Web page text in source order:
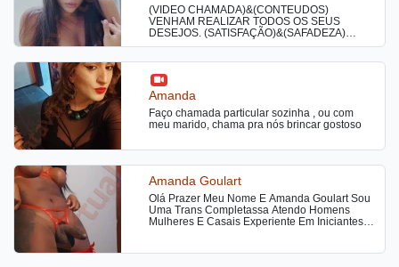
(VÍDEO CHAMADA)&(CONTEÚDOS)
VENHAM REALIZAR TODOS OS SEUS
DESEJOS. (SATISFAÇÃO)&(SAFADEZA)
GARANTIDO ✅🔥
Amanda
Faço chamada particular sozinha , ou com
meu marido, chama pra nós brincar gostoso
Amanda Goulart
Olá Prazer Meu Nome E Amanda Goulart Sou
Uma Trans Completassa Atendo Homens
Mulheres E Casais Experiente Em Iniciantes E